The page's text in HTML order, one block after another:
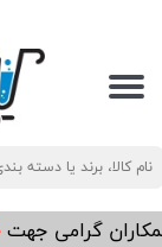
حساب کاربری من
تغییر گذر واژه
سفارشات
خروج از حساب
گرامی جهت